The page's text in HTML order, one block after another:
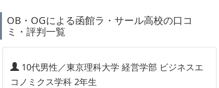
OB・OGによる函館ラ・サール高校の口コ
ミ・評判一覧
10代男性／東京理科大学 経営学部 ビジネスエ
コノミクス学科 2年生